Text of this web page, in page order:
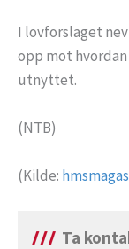
I lovforslaget
opp mot
utnyttet.
(NTB)
(Kilde:
Ta